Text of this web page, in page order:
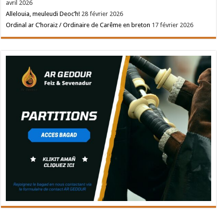
avril 2026
Allelouia, meuleudi Deoc’h! 28 février 2026
Ordinal ar C’horaiz / Ordinaire de Carême en breton 17 février 2026